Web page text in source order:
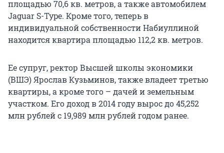
площадью 70,6 кв. метров, а также автомобилем
Jaguar S-Type. Кроме того, теперь в
индивидуальной собственности Набиуллиной
находится квартира площадью 112,2 кв. метров.
Ее супруг, ректор Высшей школы экономики
(ВШЭ) Ярослав Кузьминов, также владеет третью
квартиры, а кроме того – дачей и земельным
участком. Его доход в 2014 году вырос до 45,252
млн рублей с 19,989 млн рублей годом ранее.